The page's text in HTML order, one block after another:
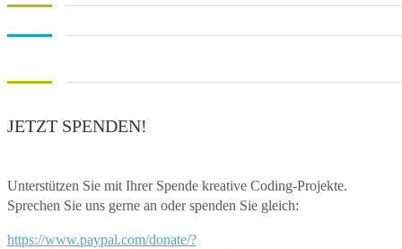
JETZT SPENDEN!
Unterstützen Sie mit Ihrer Spende kreative Coding-Projekte.
Sprechen Sie uns gerne an oder spenden Sie gleich:
https://www.paypal.com/donate/?